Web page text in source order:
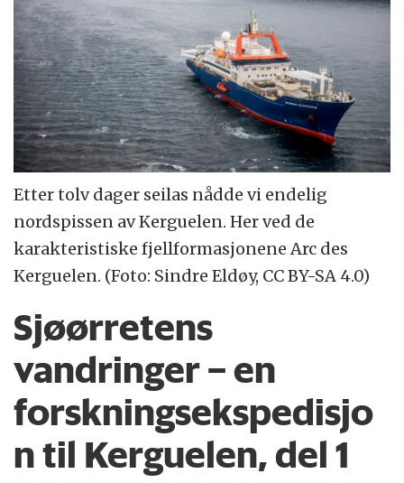
Etter tolv dager seilas nådde vi endelig
nordspissen av Kerguelen. Her ved de
karakteristiske fjellformasjonene Arc des
Kerguelen. (Foto: Sindre Eldøy, CC BY-SA 4.0)
Sjøørretens
vandringer – en
forskningsekspedisjo
n til Kerguelen, del 1